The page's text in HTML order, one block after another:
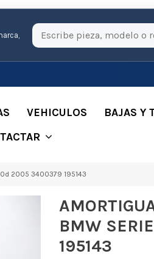
VEHICULOS
BAJAS Y
2005 3400379 195143
BMW
195143